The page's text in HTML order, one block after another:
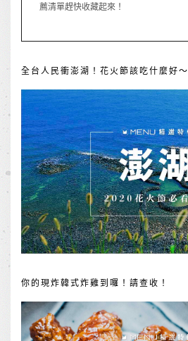
薦清單趕快收藏起來！
全台人民衝澎湖！花火節該吃什麼好～
你的現炸韓式炸雞到囉！請查收！